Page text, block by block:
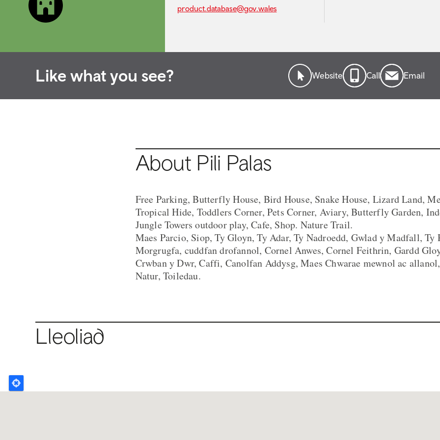
product.database@gov.wales
Like what you see? Website Call Email
About Pili Palas
Free Parking, Butterfly House, Bird House, Snake House, Lizard Land,
Tropical Hide, Toddlers Corner, Pets Corner, Aviary, Butterfly Garden,
Jungle Towers outdoor play, Cafe, Shop. Nature Trail.
Maes Parcio, Siop, Ty Gloyn, Ty Adar, Ty Nadroedd, Gwlad y Madfall, Ty
Morgrugfa, cuddfan drofannol, Cornel Anwes, Cornel Feithrin, Gardd
Crwban y Dwr, Caffi, Canolfan Addysg, Maes Chwarae mewnol ac
Natur, Toiledau.
Lleoliad